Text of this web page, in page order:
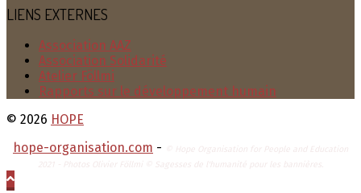
LIENS EXTERNES
Association AAZ
Association Solidarité
Atelier Föllmi
Rapports sur le développement humain
© 2026 HOPE
hope-organisation.com -